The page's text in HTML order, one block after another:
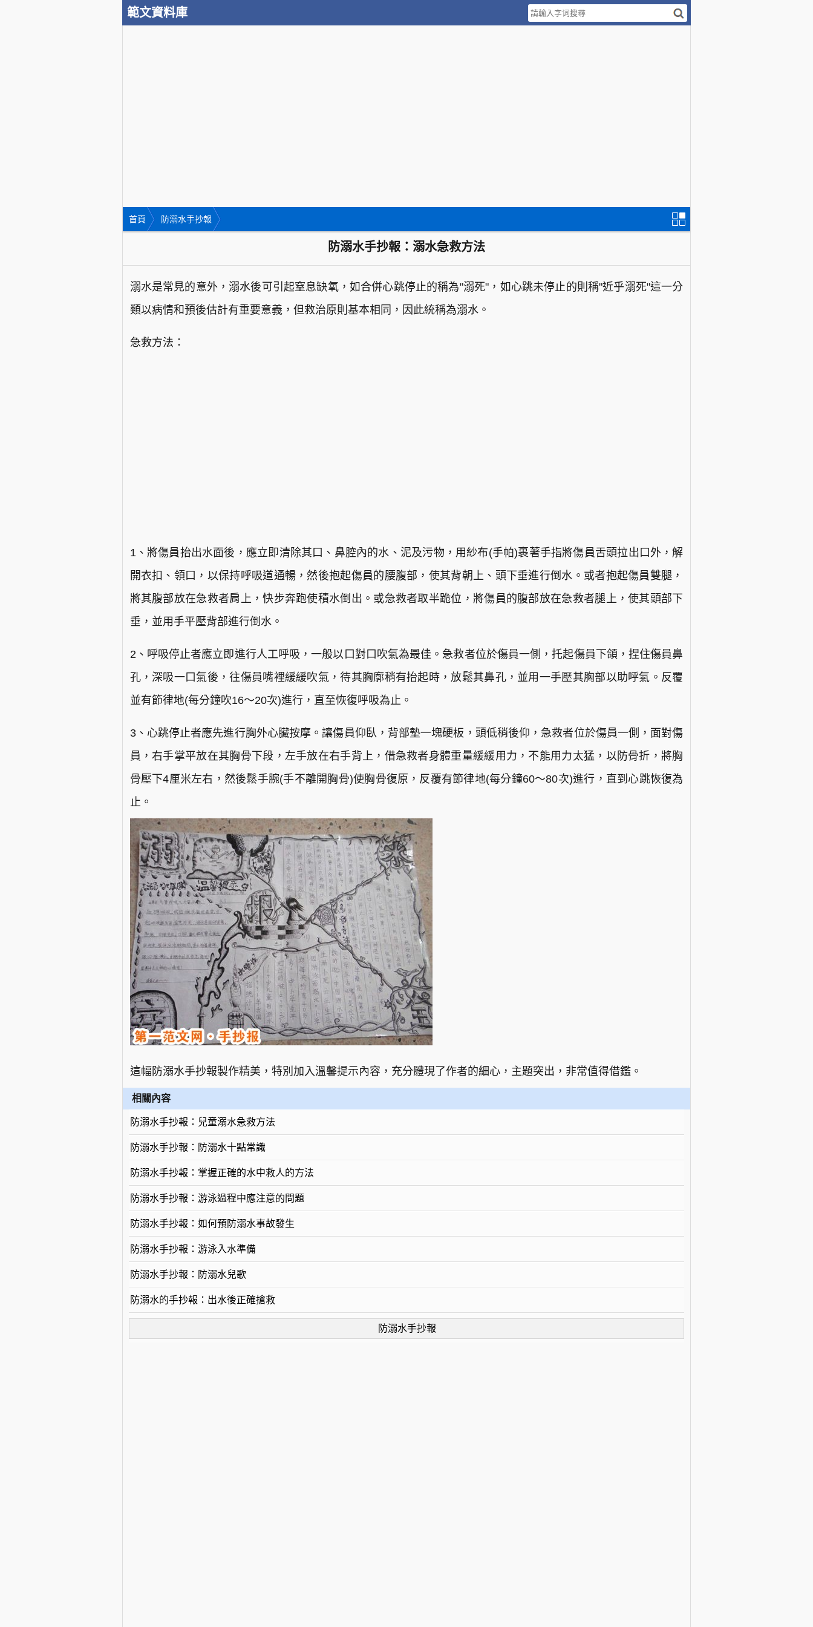
範文資料庫
首頁 防溺水手抄報
防溺水手抄報：溺水急救方法
溺水是常見的意外，溺水後可引起窒息缺氧，如合併心跳停止的稱為"溺死"，如心跳未停止的則稱"近乎溺死"這一分
類以病情和預後估計有重要意義，但救治原則基本相同，因此統稱為溺水。
急救方法：
1、將傷員抬出水面後，應立即清除其口、鼻腔內的水、泥及污物，用紗布(手帕)裹著手指將傷員舌頭拉出口外，解
開衣扣、領口，以保持呼吸道通暢，然後抱起傷員的腰腹部，使其背朝上、頭下垂進行倒水。或者抱起傷員雙腿，
將其腹部放在急救者肩上，快步奔跑使積水倒出。或急救者取半跪位，將傷員的腹部放在急救者腿上，使其頭部下
垂，並用手平壓背部進行倒水。
2、呼吸停止者應立即進行人工呼吸，一般以口對口吹氣為最佳。急救者位於傷員一側，托起傷員下頜，捏住傷員鼻
孔，深吸一口氣後，往傷員嘴裡緩緩吹氣，待其胸廓稍有抬起時，放鬆其鼻孔，並用一手壓其胸部以助呼氣。反覆
並有節律地(每分鐘吹16～20次)進行，直至恢復呼吸為止。
3、心跳停止者應先進行胸外心臟按摩。讓傷員仰臥，背部墊一塊硬板，頭低稍後仰，急救者位於傷員一側，面對傷
員，右手掌平放在其胸骨下段，左手放在右手背上，借急救者身體重量緩緩用力，不能用力太猛，以防骨折，將胸
骨壓下4厘米左右，然後鬆手腕(手不離開胸骨)使胸骨復原，反覆有節律地(每分鐘60～80次)進行，直到心跳恢復為
止。
這幅防溺水手抄報製作精美，特別加入溫馨提示內容，充分體現了作者的細心，主題突出，非常值得借鑑。
相關內容
防溺水手抄報：兒童溺水急救方法
防溺水手抄報：防溺水十點常識
防溺水手抄報：掌握正確的水中救人的方法
防溺水手抄報：游泳過程中應注意的問題
防溺水手抄報：如何預防溺水事故發生
防溺水手抄報：游泳入水準備
防溺水手抄報：防溺水兒歌
防溺水的手抄報：出水後正確搶救
防溺水手抄報